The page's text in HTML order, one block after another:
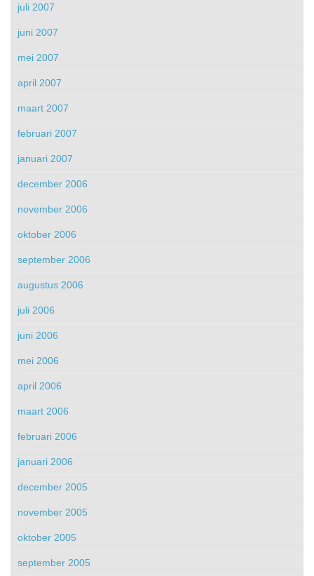
juli 2007
juni 2007
mei 2007
april 2007
maart 2007
februari 2007
januari 2007
december 2006
november 2006
oktober 2006
september 2006
augustus 2006
juli 2006
juni 2006
mei 2006
april 2006
maart 2006
februari 2006
januari 2006
december 2005
november 2005
oktober 2005
september 2005